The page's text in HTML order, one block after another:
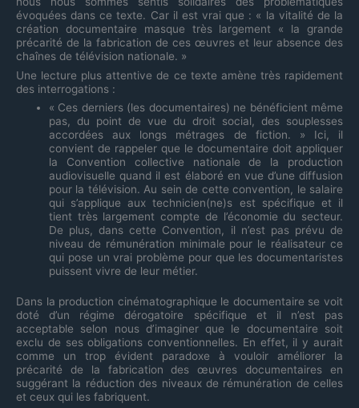
évoquées dans ce texte. Car il est vrai que : « la vitalité de la
création documentaire masque très largement « la grande
précarité de la fabrication de ces œuvres et leur absence des
chaînes de télévision nationale. »
Une lecture plus attentive de ce texte amène très rapidement
des interrogations :
« Ces derniers (les documentaires) ne bénéficient même
pas, du point de vue du droit social, des souplesses
accordées aux longs métrages de fiction. » Ici, il
convient de rappeler que le documentaire doit appliquer
la Convention collective nationale de la production
audiovisuelle quand il est élaboré en vue d’une diffusion
pour la télévision. Au sein de cette convention, le salaire
qui s’applique aux technicien(ne)s est spécifique et il
tient très largement compte de l’économie du secteur.
De plus, dans cette Convention, il n’est pas prévu de
niveau de rémunération minimale pour le réalisateur ce
qui pose un vrai problème pour que les documentaristes
puissent vivre de leur métier.
Dans la production cinématographique le documentaire se voit
doté d’un régime dérogatoire spécifique et il n’est pas
acceptable selon nous d’imaginer que le documentaire soit
exclu de ses obligations conventionnelles. En effet, il y aurait
comme un trop évident paradoxe à vouloir améliorer la
précarité de la fabrication des œuvres documentaires en
suggérant la réduction des niveaux de rémunération de celles
et ceux qui les fabriquent.